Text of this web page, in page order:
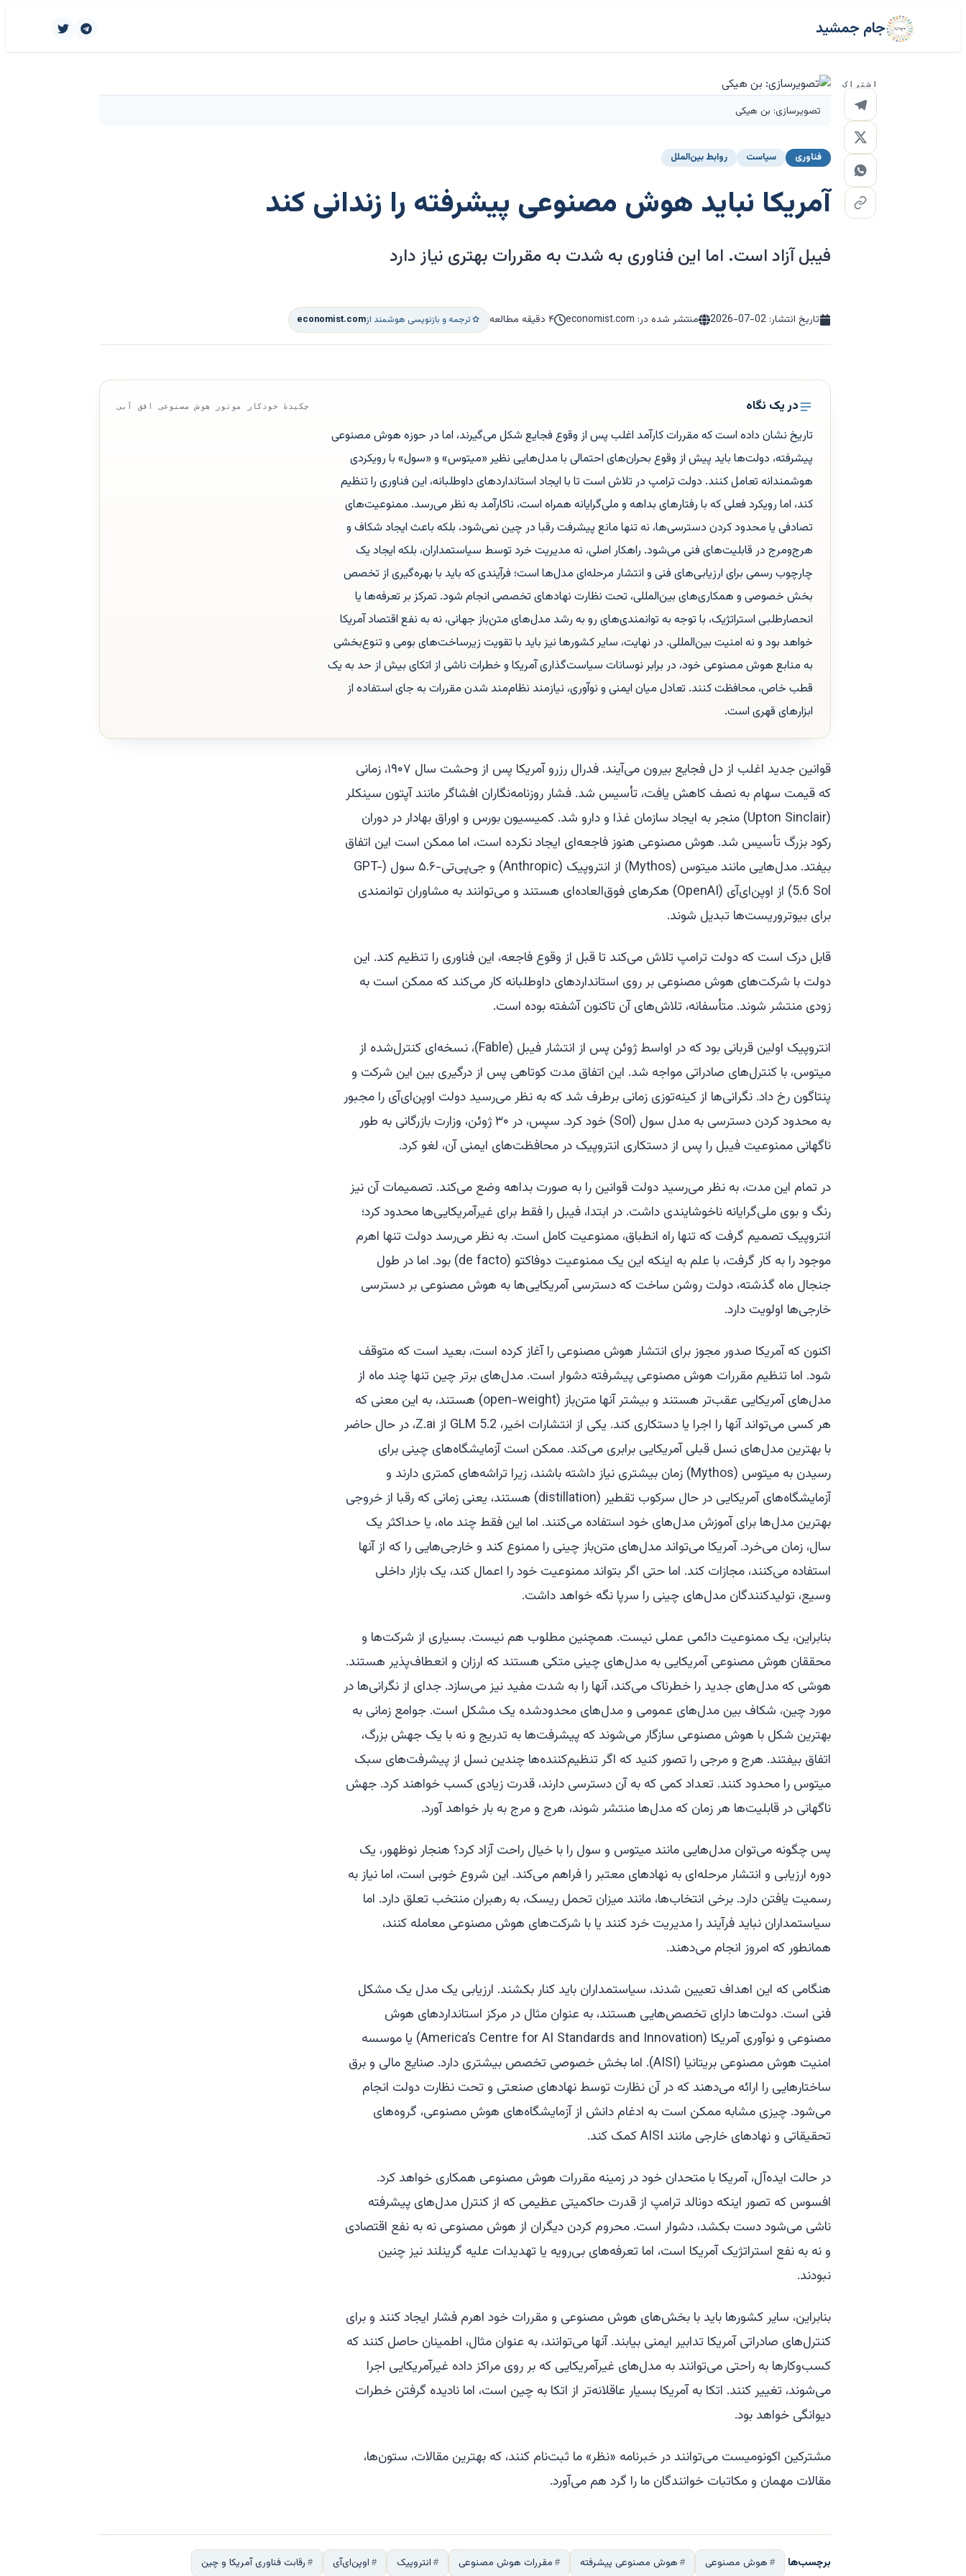
جام جمشید
اشتراک
تصویرسازی: بن هیکی
فناوری سیاست روابط بین‌الملل
آمریکا نباید هوش مصنوعی پیشرفته را زندانی کند
فیبل آزاد است. اما این فناوری به شدت به مقررات بهتری نیاز دارد
تاریخ انتشار: 2026-07-02 منتشر شده در: economist.com ۴ دقیقه مطالعه ترجمه و بازنویسی هوشمند ازeconomist.com
در یک نگاه چکیدهٔ خودکار موتور هوش مصنوعی افق آبی
تاریخ نشان داده است که مقررات کارآمد اغلب پس از وقوع فجایع شکل می‌گیرند، اما در حوزه هوش مصنوعی
پیشرفته، دولت‌ها باید پیش از وقوع بحران‌های احتمالی با مدل‌هایی نظیر «میتوس» و «سول» با رویکردی
هوشمندانه تعامل کنند. دولت ترامپ در تلاش است تا با ایجاد استانداردهای داوطلبانه، این فناوری را تنظیم
کند، اما رویکرد فعلی که با رفتارهای بداهه و ملی‌گرایانه همراه است، ناکارآمد به نظر می‌رسد. ممنوعیت‌های
تصادفی یا محدود کردن دسترسی‌ها، نه تنها مانع پیشرفت رقبا در چین نمی‌شود، بلکه باعث ایجاد شکاف و
هرج‌ومرج در قابلیت‌های فنی می‌شود. راهکار اصلی، نه مدیریت خرد توسط سیاستمداران، بلکه ایجاد یک
چارچوب رسمی برای ارزیابی‌های فنی و انتشار مرحله‌ای مدل‌ها است؛ فرآیندی که باید با بهره‌گیری از تخصص
بخش خصوصی و همکاری‌های بین‌المللی، تحت نظارت نهادهای تخصصی انجام شود. تمرکز بر تعرفه‌ها یا
انحصارطلبی استراتژیک، با توجه به توانمندی‌های رو به رشد مدل‌های متن‌باز جهانی، نه به نفع اقتصاد آمریکا
خواهد بود و نه امنیت بین‌المللی. در نهایت، سایر کشورها نیز باید با تقویت زیرساخت‌های بومی و تنوع‌بخشی
به منابع هوش مصنوعی خود، در برابر نوسانات سیاست‌گذاری آمریکا و خطرات ناشی از اتکای بیش از حد به یک
قطب خاص، محافظت کنند. تعادل میان ایمنی و نوآوری، نیازمند نظام‌مند شدن مقررات به جای استفاده از
ابزارهای قهری است.
قوانین جدید اغلب از دل فجایع بیرون می‌آیند. فدرال رزرو آمریکا پس از وحشت سال ۱۹۰۷، زمانی
که قیمت سهام به نصف کاهش یافت، تأسیس شد. فشار روزنامه‌نگاران افشاگر مانند آپتون سینکلر
(Upton Sinclair) منجر به ایجاد سازمان غذا و دارو شد. کمیسیون بورس و اوراق بهادار در دوران
رکود بزرگ تأسیس شد. هوش مصنوعی هنوز فاجعه‌ای ایجاد نکرده است، اما ممکن است این اتفاق
بیفتد. مدل‌هایی مانند میتوس (Mythos) از انتروپیک (Anthropic) و جی‌پی‌تی-۵.۶ سول (GPT-
5.6 Sol) از اوپن‌ای‌آی (OpenAI) هکرهای فوق‌العاده‌ای هستند و می‌توانند به مشاوران توانمندی
برای بیوتروریست‌ها تبدیل شوند.
قابل درک است که دولت ترامپ تلاش می‌کند تا قبل از وقوع فاجعه، این فناوری را تنظیم کند. این
دولت با شرکت‌های هوش مصنوعی بر روی استانداردهای داوطلبانه کار می‌کند که ممکن است به
زودی منتشر شوند. متأسفانه، تلاش‌های آن تاکنون آشفته بوده است.
انتروپیک اولین قربانی بود که در اواسط ژوئن پس از انتشار فیبل (Fable)، نسخه‌ای کنترل‌شده از
میتوس، با کنترل‌های صادراتی مواجه شد. این اتفاق مدت کوتاهی پس از درگیری بین این شرکت و
پنتاگون رخ داد. نگرانی‌ها از کینه‌توزی زمانی برطرف شد که به نظر می‌رسید دولت اوپن‌ای‌آی را مجبور
به محدود کردن دسترسی به مدل سول (Sol) خود کرد. سپس، در ۳۰ ژوئن، وزارت بازرگانی به طور
ناگهانی ممنوعیت فیبل را پس از دستکاری انتروپیک در محافظت‌های ایمنی آن، لغو کرد.
در تمام این مدت، به نظر می‌رسید دولت قوانین را به صورت بداهه وضع می‌کند. تصمیمات آن نیز
رنگ و بوی ملی‌گرایانه ناخوشایندی داشت. در ابتدا، فیبل را فقط برای غیرآمریکایی‌ها محدود کرد؛
انتروپیک تصمیم گرفت که تنها راه انطباق، ممنوعیت کامل است. به نظر می‌رسد دولت تنها اهرم
موجود را به کار گرفت، با علم به اینکه این یک ممنوعیت دوفاکتو (de facto) بود. اما در طول
جنجال ماه گذشته، دولت روشن ساخت که دسترسی آمریکایی‌ها به هوش مصنوعی بر دسترسی
خارجی‌ها اولویت دارد.
اکنون که آمریکا صدور مجوز برای انتشار هوش مصنوعی را آغاز کرده است، بعید است که متوقف
شود. اما تنظیم مقررات هوش مصنوعی پیشرفته دشوار است. مدل‌های برتر چین تنها چند ماه از
مدل‌های آمریکایی عقب‌تر هستند و بیشتر آنها متن‌باز (open-weight) هستند، به این معنی که
هر کسی می‌تواند آنها را اجرا یا دستکاری کند. یکی از انتشارات اخیر، GLM 5.2 از Z.ai، در حال حاضر
با بهترین مدل‌های نسل قبلی آمریکایی برابری می‌کند. ممکن است آزمایشگاه‌های چینی برای
رسیدن به میتوس (Mythos) زمان بیشتری نیاز داشته باشند، زیرا تراشه‌های کمتری دارند و
آزمایشگاه‌های آمریکایی در حال سرکوب تقطیر (distillation) هستند، یعنی زمانی که رقبا از خروجی
بهترین مدل‌ها برای آموزش مدل‌های خود استفاده می‌کنند. اما این فقط چند ماه، یا حداکثر یک
سال، زمان می‌خرد. آمریکا می‌تواند مدل‌های متن‌باز چینی را ممنوع کند و خارجی‌هایی را که از آنها
استفاده می‌کنند، مجازات کند. اما حتی اگر بتواند ممنوعیت خود را اعمال کند، یک بازار داخلی
وسیع، تولیدکنندگان مدل‌های چینی را سرپا نگه خواهد داشت.
بنابراین، یک ممنوعیت دائمی عملی نیست. همچنین مطلوب هم نیست. بسیاری از شرکت‌ها و
محققان هوش مصنوعی آمریکایی به مدل‌های چینی متکی هستند که ارزان و انعطاف‌پذیر هستند.
هوشی که مدل‌های جدید را خطرناک می‌کند، آنها را به شدت مفید نیز می‌سازد. جدای از نگرانی‌ها در
مورد چین، شکاف بین مدل‌های عمومی و مدل‌های محدودشده یک مشکل است. جوامع زمانی به
بهترین شکل با هوش مصنوعی سازگار می‌شوند که پیشرفت‌ها به تدریج و نه با یک جهش بزرگ،
اتفاق بیفتند. هرج و مرجی را تصور کنید که اگر تنظیم‌کننده‌ها چندین نسل از پیشرفت‌های سبک
میتوس را محدود کنند. تعداد کمی که به آن دسترسی دارند، قدرت زیادی کسب خواهند کرد. جهش
ناگهانی در قابلیت‌ها هر زمان که مدل‌ها منتشر شوند، هرج و مرج به بار خواهد آورد.
پس چگونه می‌توان مدل‌هایی مانند میتوس و سول را با خیال راحت آزاد کرد؟ هنجار نوظهور، یک
دوره ارزیابی و انتشار مرحله‌ای به نهادهای معتبر را فراهم می‌کند. این شروع خوبی است، اما نیاز به
رسمیت یافتن دارد. برخی انتخاب‌ها، مانند میزان تحمل ریسک، به رهبران منتخب تعلق دارد. اما
سیاستمداران نباید فرآیند را مدیریت خرد کنند یا با شرکت‌های هوش مصنوعی معامله کنند،
همانطور که امروز انجام می‌دهند.
هنگامی که این اهداف تعیین شدند، سیاستمداران باید کنار بکشند. ارزیابی یک مدل یک مشکل
فنی است. دولت‌ها دارای تخصص‌هایی هستند، به عنوان مثال در مرکز استانداردهای هوش
مصنوعی و نوآوری آمریکا (America’s Centre for AI Standards and Innovation) یا موسسه
امنیت هوش مصنوعی بریتانیا (AISI). اما بخش خصوصی تخصص بیشتری دارد. صنایع مالی و برق
ساختارهایی را ارائه می‌دهند که در آن نظارت توسط نهادهای صنعتی و تحت نظارت دولت انجام
می‌شود. چیزی مشابه ممکن است به ادغام دانش از آزمایشگاه‌های هوش مصنوعی، گروه‌های
تحقیقاتی و نهادهای خارجی مانند AISI کمک کند.
در حالت ایده‌آل، آمریکا با متحدان خود در زمینه مقررات هوش مصنوعی همکاری خواهد کرد.
افسوس که تصور اینکه دونالد ترامپ از قدرت حاکمیتی عظیمی که از کنترل مدل‌های پیشرفته
ناشی می‌شود دست بکشد، دشوار است. محروم کردن دیگران از هوش مصنوعی نه به نفع اقتصادی
و نه به نفع استراتژیک آمریکا است، اما تعرفه‌های بی‌رویه یا تهدیدات علیه گرینلند نیز چنین
نبودند.
بنابراین، سایر کشورها باید با بخش‌های هوش مصنوعی و مقررات خود اهرم فشار ایجاد کنند و برای
کنترل‌های صادراتی آمریکا تدابیر ایمنی بیابند. آنها می‌توانند، به عنوان مثال، اطمینان حاصل کنند که
کسب‌وکارها به راحتی می‌توانند به مدل‌های غیرآمریکایی که بر روی مراکز داده غیرآمریکایی اجرا
می‌شوند، تغییر کنند. اتکا به آمریکا بسیار عاقلانه‌تر از اتکا به چین است، اما نادیده گرفتن خطرات
دیوانگی خواهد بود.
مشترکین اکونومیست می‌توانند در خبرنامه «نظر» ما ثبت‌نام کنند، که بهترین مقالات، ستون‌ها،
مقالات مهمان و مکاتبات خوانندگان ما را گرد هم می‌آورد.
برچسب‌ها هوش مصنوعی هوش مصنوعی پیشرفته مقررات هوش مصنوعی انتروپیک اوپن‌ای‌آی رقابت فناوری آمریکا و چین